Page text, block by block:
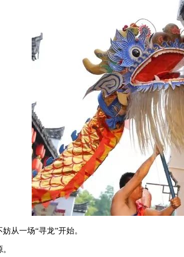
从一场“寻龙”开始。